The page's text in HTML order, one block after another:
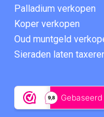
Palladium verkopen
Koper verkopen
Oud muntgeld
Sieraden laten